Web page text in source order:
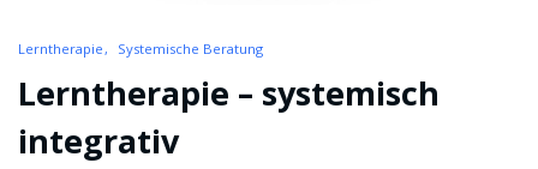
Lerntherapie Systemische Beratung
Lerntherapie – systemisch
integrativ